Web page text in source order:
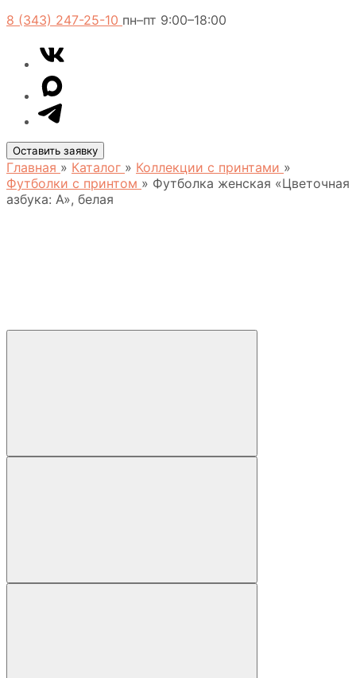
8 (343) 247-25-10 пн–пт 9:00–18:00
VK
Telegram
MAX
Оставить заявку
Главная » Каталог » Коллекции с принтами »
Футболки с принтом » Футболка женская «Цветочная
азбука: А», белая